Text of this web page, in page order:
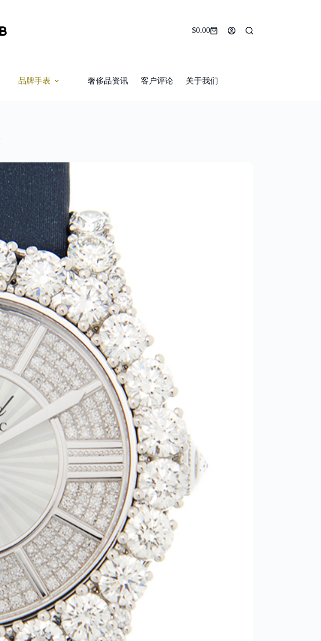
Shopping
$0.00
品牌手表 奢侈品资讯 客户评论 关于我们